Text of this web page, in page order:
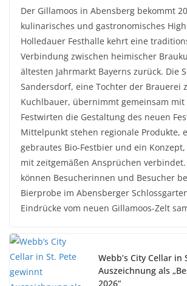
Der Gillamoos in Abensberg bekommt
kulinarisches und gastronomisches
Holledauer Festhalle kehrt eine
Verbindung zwischen heimischer
ältesten Jahrmarkt Bayerns zurück. Die
Sandersdorf, eine Tochter der Brauerei
Kuchlbauer, übernimmt gemeinsam
Festwirten die Gestaltung des neuen
Mittelpunkt stehen regionale Produkte,
gebrautes Bio-Festbier und ein
mit zeitgemäßen Ansprüchen
können Besucherinnen und Besucher
Bierprobe im Abensberger
Eindrücke vom neuen Gillamoos-Zelt
Webb’s City Cellar
Auszeichnung als
2026“